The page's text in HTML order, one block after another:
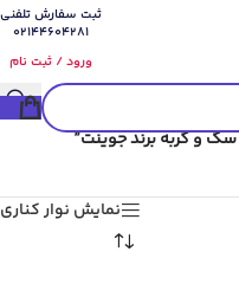
ثبت سفارش تلفنی
02144604281
ورود / ثبت نام
و گربه برند جوینت”
نمایش نوار کناری